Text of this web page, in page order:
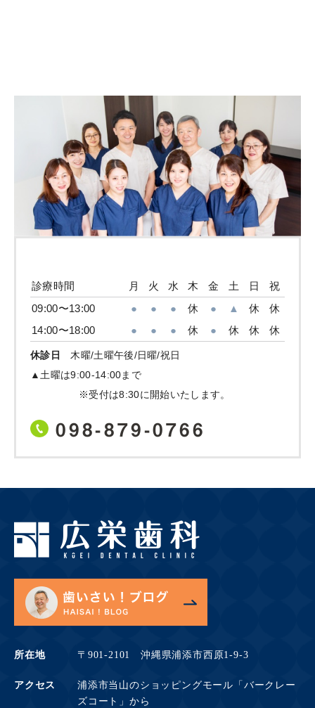
診療時間 月 火 水 木 金 土 日
祝
09:00〜13:00
● ● ● 休 ● ▲ 休
休
14:00〜18:00
● ● ● 休 ● 休 休 休
休診日
木曜/土曜午後/日曜/祝日
▲土曜は9:00-14:00まで
※受付は8:30に開始いたします。
098-879-0766
所在地 〒901-2101 沖縄県浦添市西原1-9-3
アクセス
浦添市当山のショッピングモール「バークレー
ズコート」から